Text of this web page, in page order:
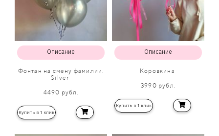
Описание
Фонтан на смену фамилии.
Silver
4490 рубл.
Купить в 1 клик
Описание
Коровкина
3990 рубл.
Купить в 1 клик